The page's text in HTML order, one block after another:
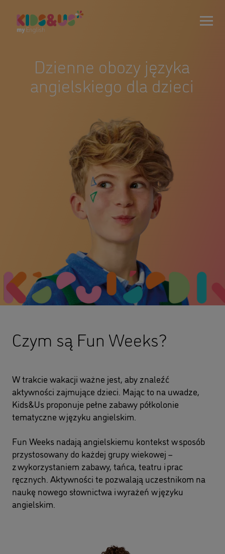
Dzienne obozy języka
angielskiego dla dzieci
Czym są Fun Weeks?
W trakcie wakacji ważne jest, aby znaleźć
aktywności zajmujące dzieci. Mając to na uwadze,
Kids&Us proponuje pełne zabawy półkolonie
tematyczne w języku angielskim.
Fun Weeks nadają angielskiemu kontekst w sposób
przystosowany do każdej grupy wiekowej –
z wykorzystaniem zabawy, tańca, teatru i prac
ręcznych. Aktywności te pozwalają uczestnikom na
naukę nowego słownictwa i wyrażeń w języku
angielskim.